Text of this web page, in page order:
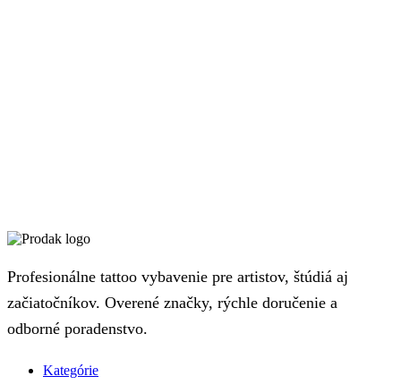
Profesionálne tattoo vybavenie pre artistov, štúdiá aj
začiatočníkov. Overené značky, rýchle doručenie a
odborné poradenstvo.
Kategórie